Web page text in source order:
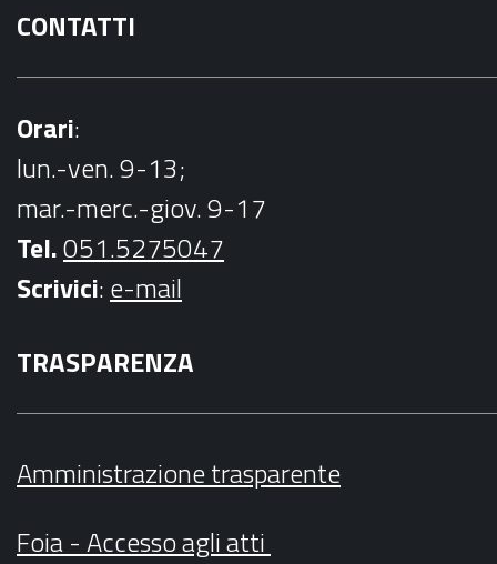
CONTATTI
Orari:
lun.-ven. 9-13;
mar.-merc.-giov. 9-17
Tel.051.5275047
Scrivici:e-mail
TRASPARENZA
Amministrazione trasparente
Foia - Accesso agli atti